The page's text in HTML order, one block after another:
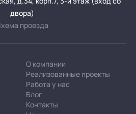
двора)
проезда
О компании
Реализованные проекты
Работа у нас
Блог
Контакты